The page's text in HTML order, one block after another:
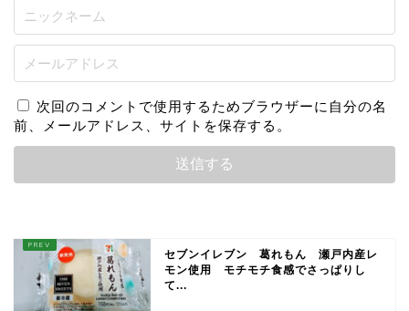
次回のコメントで使用するためブラウザーに自分の名
前、メールアドレス、サイトを保存する。
セブンイレブン 葛れもん 瀬戸内産レ
モン使用 モチモチ食感でさっぱりし
て...